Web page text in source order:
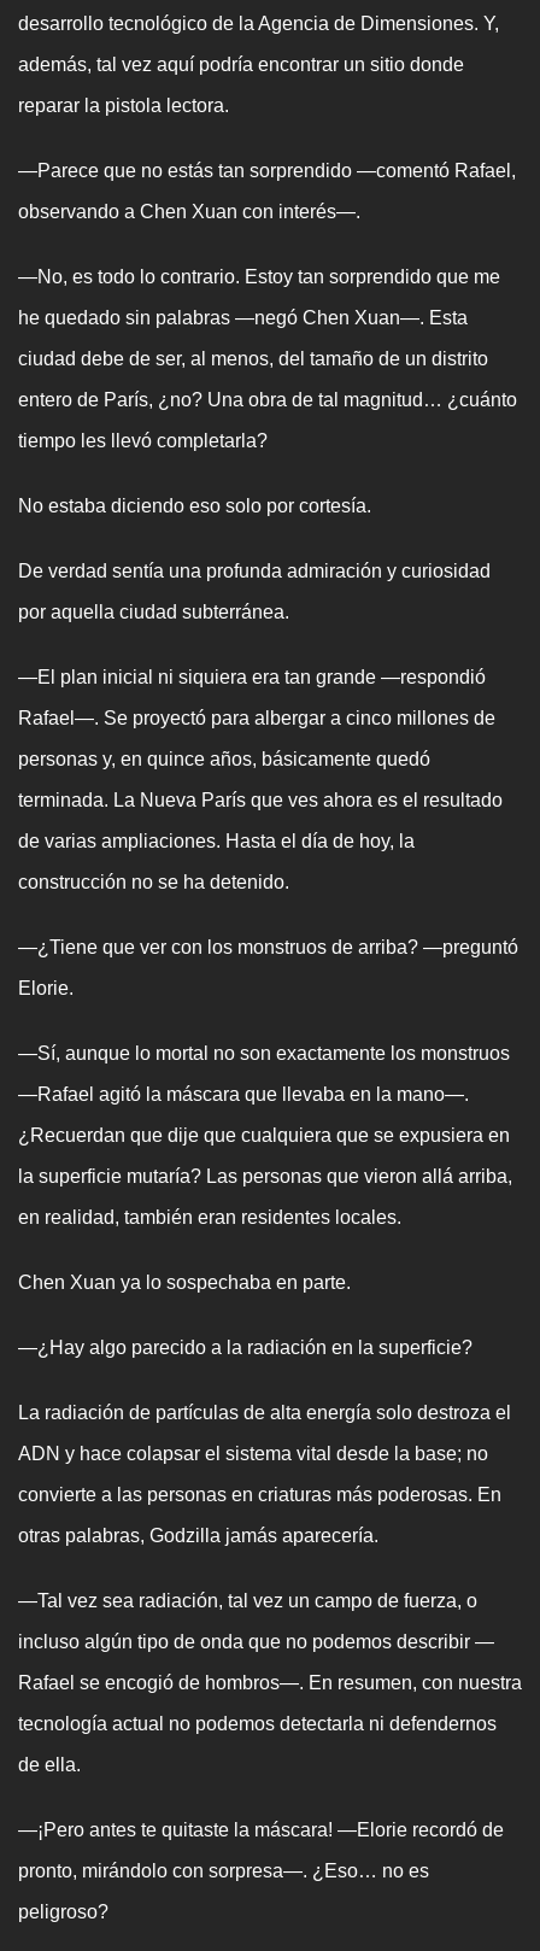
desarrollo tecnológico de la Agencia de Dimensiones. Y,
además, tal vez aquí podría encontrar un sitio donde
reparar la pistola lectora.
—Parece que no estás tan sorprendido —comentó Rafael,
observando a Chen Xuan con interés—.
—No, es todo lo contrario. Estoy tan sorprendido que me
he quedado sin palabras —negó Chen Xuan—. Esta
ciudad debe de ser, al menos, del tamaño de un distrito
entero de París, ¿no? Una obra de tal magnitud… ¿cuánto
tiempo les llevó completarla?
No estaba diciendo eso solo por cortesía.
De verdad sentía una profunda admiración y curiosidad
por aquella ciudad subterránea.
—El plan inicial ni siquiera era tan grande —respondió
Rafael—. Se proyectó para albergar a cinco millones de
personas y, en quince años, básicamente quedó
terminada. La Nueva París que ves ahora es el resultado
de varias ampliaciones. Hasta el día de hoy, la
construcción no se ha detenido.
—¿Tiene que ver con los monstruos de arriba? —preguntó
Elorie.
—Sí, aunque lo mortal no son exactamente los monstruos
—Rafael agitó la máscara que llevaba en la mano—.
¿Recuerdan que dije que cualquiera que se expusiera en
la superficie mutaría? Las personas que vieron allá arriba,
en realidad, también eran residentes locales.
Chen Xuan ya lo sospechaba en parte.
—¿Hay algo parecido a la radiación en la superficie?
La radiación de partículas de alta energía solo destroza el
ADN y hace colapsar el sistema vital desde la base; no
convierte a las personas en criaturas más poderosas. En
otras palabras, Godzilla jamás aparecería.
—Tal vez sea radiación, tal vez un campo de fuerza, o
incluso algún tipo de onda que no podemos describir —
Rafael se encogió de hombros—. En resumen, con nuestra
tecnología actual no podemos detectarla ni defendernos
de ella.
—¡Pero antes te quitaste la máscara! —Elorie recordó de
pronto, mirándolo con sorpresa—. ¿Eso… no es
peligroso?